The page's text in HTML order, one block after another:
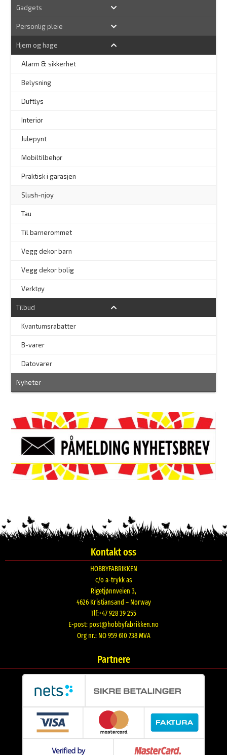
Gadgets
Personlig pleie
Hjem og hage
Alarm & sikkerhet
Belysning
Duftlys
Interiør
Julepynt
Mobiltilbehør
Praktisk i garasjen
Slush-njoy
Tau
Til barnerommet
Vegg dekor barn
Vegg dekor bolig
Verktøy
Tilbud
Kvantumsrabatter
B-varer
Datovarer
Nyheter
Kontakt oss
HOBBYFABRIKKEN
c/o a-trykk as
Rigetjønnveien 3,
4626 Kristiansand – Norway
Tlf:+47 928 39 255
E-post: post@hobbyfabrikken.no
Org nr.: NO 959 610 738 MVA
Partnere